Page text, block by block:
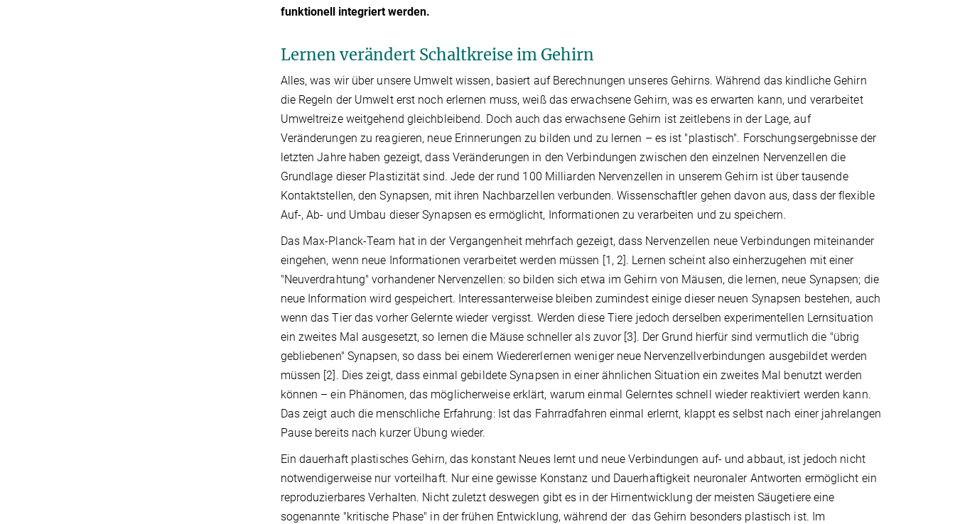
funktionell integriert werden.
Lernen verändert Schaltkreise im Gehirn
Alles, was wir über unsere Umwelt wissen, basiert auf Berechnungen unseres Gehirns. Während das kindliche Gehirn
die Regeln der Umwelt erst noch erlernen muss, weiß das erwachsene Gehirn, was es erwarten kann, und verarbeitet
Umweltreize weitgehend gleichbleibend. Doch auch das erwachsene Gehirn ist zeitlebens in der Lage, auf
Veränderungen zu reagieren, neue Erinnerungen zu bilden und zu lernen – es ist "plastisch". Forschungsergebnisse der
letzten Jahre haben gezeigt, dass Veränderungen in den Verbindungen zwischen den einzelnen Nervenzellen die
Grundlage dieser Plastizität sind. Jede der rund 100 Milliarden Nervenzellen in unserem Gehirn ist über tausende
Kontaktstellen, den Synapsen, mit ihren Nachbarzellen verbunden. Wissenschaftler gehen davon aus, dass der flexible
Auf-, Ab- und Umbau dieser Synapsen es ermöglicht, Informationen zu verarbeiten und zu speichern.
Das Max-Planck-Team hat in der Vergangenheit mehrfach gezeigt, dass Nervenzellen neue Verbindungen miteinander
eingehen, wenn neue Informationen verarbeitet werden müssen [1, 2]. Lernen scheint also einherzugehen mit einer
"Neuverdrahtung" vorhandener Nervenzellen: so bilden sich etwa im Gehirn von Mäusen, die lernen, neue Synapsen; die
neue Information wird gespeichert. Interessanterweise bleiben zumindest einige dieser neuen Synapsen bestehen, auch
wenn das Tier das vorher Gelernte wieder vergisst. Werden diese Tiere jedoch derselben experimentellen Lernsituation
ein zweites Mal ausgesetzt, so lernen die Mäuse schneller als zuvor [3]. Der Grund hierfür sind vermutlich die "übrig
gebliebenen" Synapsen, so dass bei einem Wiedererlernen weniger neue Nervenzellverbindungen ausgebildet werden
müssen [2]. Dies zeigt, dass einmal gebildete Synapsen in einer ähnlichen Situation ein zweites Mal benutzt werden
können – ein Phänomen, das möglicherweise erklärt, warum einmal Gelerntes schnell wieder reaktiviert werden kann.
Das zeigt auch die menschliche Erfahrung: Ist das Fahrradfahren einmal erlernt, klappt es selbst nach einer jahrelangen
Pause bereits nach kurzer Übung wieder.
Ein dauerhaft plastisches Gehirn, das konstant Neues lernt und neue Verbindungen auf- und abbaut, ist jedoch nicht
notwendigerweise nur vorteilhaft. Nur eine gewisse Konstanz und Dauerhaftigkeit neuronaler Antworten ermöglicht ein
reproduzierbares Verhalten. Nicht zuletzt deswegen gibt es in der Hirnentwicklung der meisten Säugetiere eine
sogenannte "kritische Phase" in der frühen Entwicklung, während der das Gehirn besonders plastisch ist. Im